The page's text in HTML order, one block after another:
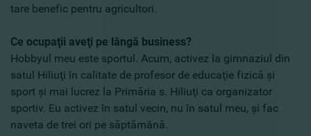
tare benefic pentru agricultori.
Ce ocupaţii aveţi pe lângă business?
Hobbyul meu este sportul. Acum, activez la gimnaziul din
satul Hiliuţi în calitate de profesor de educaţie fizică şi
sport şi mai lucrez la Primăria s. Hiliuţi ca organizator
sportiv. Eu activez în satul vecin, nu în satul meu, şi fac
naveta de trei ori pe săptămână.